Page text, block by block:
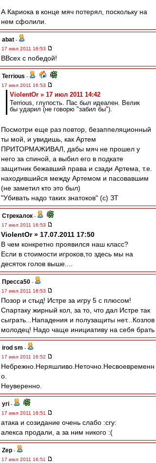
А Кариока в конце мяч потерял, поскольку на
нем сфолили.
abat -
17 июл 2011 16:53
ВВсех с победой!
Terrious -
17 июл 2011 16:53
ViolentOr » 17 июл 2011 14:42
Terrious, глупость. Пас был идеален. Велик
бы ударил (не говорю "забил бы").
Посмотри еще раз повтор, безаппеляционный
ты мой, и увидишь, как Артем
ПРИТОРМАЖИВАЛ, дабы мяч не прошел у
него за спиной, а выбил его в подкате
защитник бежавший права и сзади Артема, т.е.
находившийся между Артемом и пасовавшим
(не заметил кто это был)
"Убивать надо таких знатоков" (с) ЗТ
Стрекалок -
17 июл 2011 16:53
ViolentOr » 17.07.2011 17:50
В чем конкретно проявился наш класс?
Если в стоимости игроков,то здесь мы на
десяток голов выше....
Пресса50 -
17 июл 2011 16:53
Позор и стыд! Истре за игру 5 с плюсом!
Спартаку жирный кол, за то, что дал Истре так
сыграть...Нападения и полузащиты нет...Козлов
молодец! Надо чаще инициативу на себя брать
irod sm -
17 июл 2011 16:52
Небрежно.Неряшливо.Неточно.Несвоевременн
о.
Неуверенно.
yri -
17 июл 2011 16:51
атака и созидание очень слабо :cry:
алекса продали, а за ним никого :(
Zep -
17 июл 2011 16:51